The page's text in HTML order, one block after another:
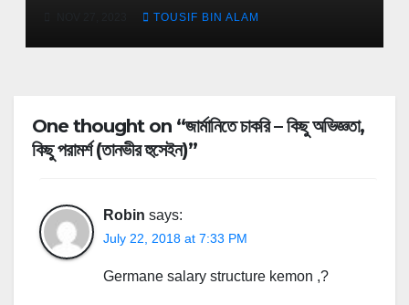
TOUSIF BIN ALAM
One thought on “জার্মানিতে চাকরি – কিছু অভিজ্ঞতা,
কিছু পরামর্শ (তানভীর হুসেইন)”
Robin says:
July 22, 2018 at 7:33 PM
Germane salary structure kemon ,?